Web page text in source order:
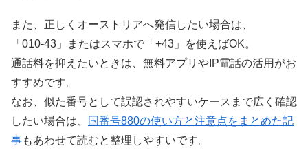
また、正しくオーストリアへ発信したい場合は、
「010-43」またはスマホで「+43」を使えばOK。
通話料を抑えたいときは、無料アプリやIP電話の活用がお
すすめです。
なお、似た番号として誤認されやすいケースまで広く確認
したい場合は、
国番号880の使い方と注意点をまとめた記
事もあわせて読むと整理しやすいです。